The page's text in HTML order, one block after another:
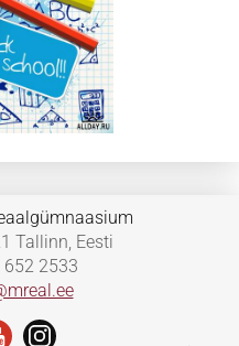
Tallinn, Eesti
652 2533